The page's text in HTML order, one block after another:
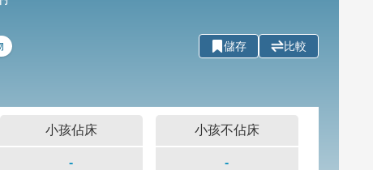
儲存 比較
小孩佔床 小孩不佔床
- -